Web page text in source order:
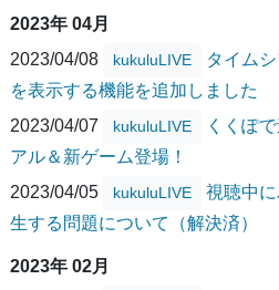
2023年 04月
2023/04/08
kukuluLIVE
タイム
を表示する機能を追加しました
2023/04/07
kukuluLIVE
くくぽ
アル＆新ゲーム登場！
2023/04/05
kukuluLIVE
視聴中
生する問題について（解決済）
2023年 02月